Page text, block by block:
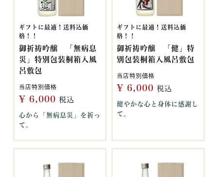
ギフトに最適！送料込価
格！！
御祈祷吟醸 「無病息
災」特別包装桐箱入風
呂敷包
当店特別価格
¥ 6,000 税込
心から「無病息災」を祈っ
て。
ギフトに最適！送料込価
格！！
御祈祷吟醸 「健」特
別包装桐箱入風呂敷包
当店特別価格
¥ 6,000 税込
健やかな心と身体に感謝し
て。